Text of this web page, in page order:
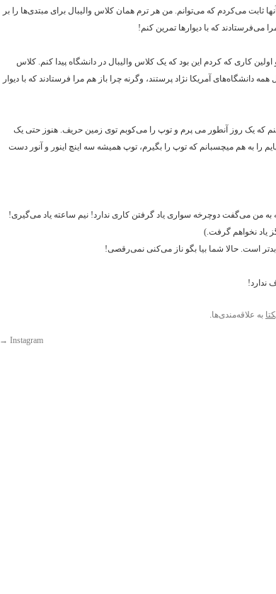
ثابت می‌کردم که می‌توانم. من هر ترم همان کلاس والیبال برای مبتدی‌ها را بر
می‌فرستادند که با دیوارها تمرین کنم!
کاری که کردم این بود که یک کلاس والیبال در دانشگاه پیدا کنم. کلاس
دانشگاه‌های آمریکا نژاد پرستند، وگرنه چرا باز هم مرا فرستادند که با دیوار
که یک روز آنطور می پرم و توپ را می‌کوبم توی زمین حریف. هنوز حتی یک
را به هم میچسبانم که توپ را بگیرم، توپ همیشه سه اینچ اینور و آنور دست
من می‌گفت دوچرخه سواری یاد گرفتن کاری ندارد! نیم ساعته یاد می‌گیری!
یاد نخواهم گرفت.)
است. حالا شما بیا بگو ناز می‌کنی نمی‌رقصی!
ندارد!
به علاقه‌مندی‌ها.
Instagram
→